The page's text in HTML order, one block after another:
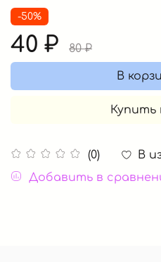
(0)
В
Добавить в
-50%
40 ₽ 80 ₽
В
Купить